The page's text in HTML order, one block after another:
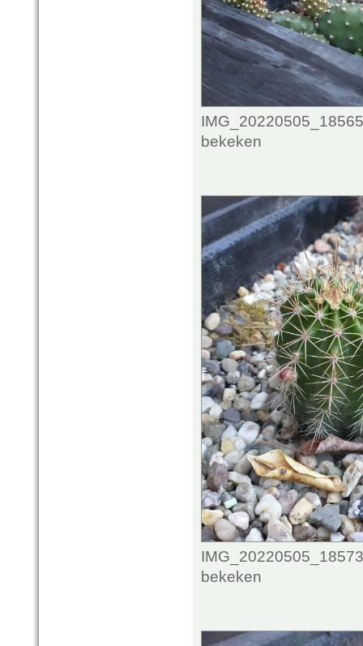
bekeken
bekeken